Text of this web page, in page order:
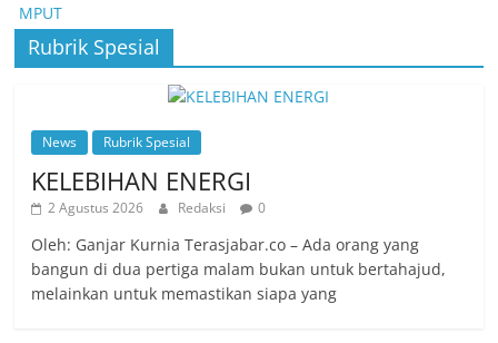
Rubrik Spesial
News Rubrik Spesial
KELEBIHAN ENERGI
2 Agustus 2026 Redaksi 0
Oleh: Ganjar Kurnia Terasjabar.co – Ada orang yang
bangun di dua pertiga malam bukan untuk bertahajud,
melainkan untuk memastikan siapa yang